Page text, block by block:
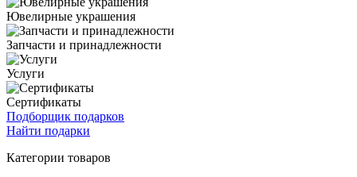
Ювелирные украшения
Запчасти и принадлежности
Услуги
Сертификаты
Подборщик подарков
Найти подарки
Категории товаров